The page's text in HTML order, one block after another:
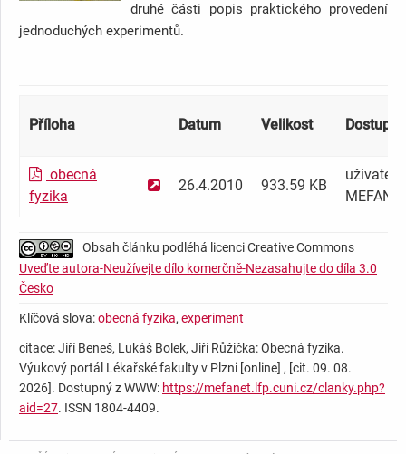
druhé části popis praktického provedení
jednoduchých experimentů.
Příloha Datum Velikost
obecná
fyzika
26.4.2010 933.59 KB
uživatel
Obsah článku podléhá licenci Creative Commons
Uveďte autora-Neužívejte dílo komerčně-Nezasahujte do díla 3.0
Česko
Klíčová slova:obecná fyzika, experiment
citace: Jiří Beneš, Lukáš Bolek, Jiří Růžička: Obecná fyzika.
Výukový portál Lékařské fakulty v Plzni [online] , [cit. 09. 08.
2026]. Dostupný z WWW: https://mefanet.lfp.cuni.cz/clanky.php?
aid=27. ISSN 1804-4409.